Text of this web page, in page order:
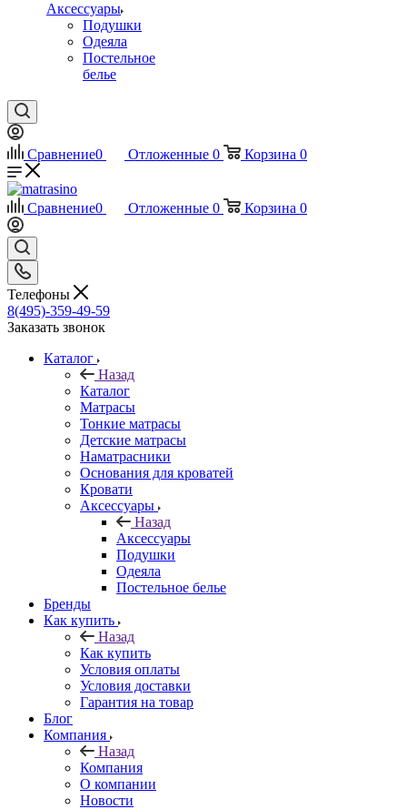
Аксессуары
Подушки
Одеяла
Постельное
белье
Сравнение0 Отложенные 0 Корзина 0
Сравнение0 Отложенные 0 Корзина 0
Телефоны
8(495)-359-49-59
Заказать звонок
Каталог
Назад
Каталог
Матрасы
Тонкие матрасы
Детские матрасы
Наматрасники
Основания для кроватей
Кровати
Аксессуары
Назад
Аксессуары
Подушки
Одеяла
Постельное белье
Бренды
Как купить
Назад
Как купить
Условия оплаты
Условия доставки
Гарантия на товар
Блог
Компания
Назад
Компания
О компании
Новости